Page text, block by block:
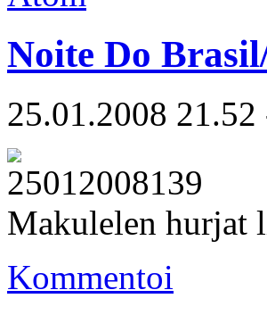
Noite Do
25.01.2008 21.52
Makulelen hurjat
Kommentoi